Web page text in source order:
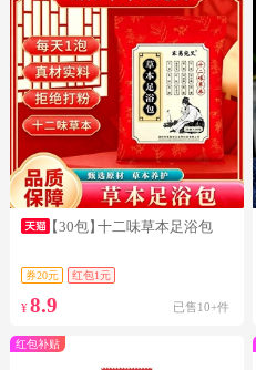
【30包】十二味草本足浴包
券20元 红包1元
¥ 8.9 已售10+件
红包补贴